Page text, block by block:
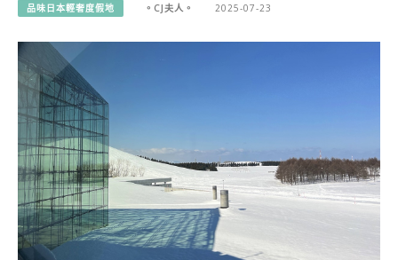
品味日本輕奢度假地 。CJ夫人。 2025-07-23